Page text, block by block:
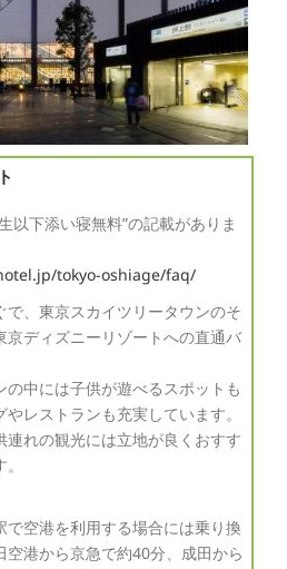
以下添い寝無料”の記載がありま
tokyo-oshiage/faq/
で、東京スカイツリータウンのそ
京ディズニーリゾートへの直通バ
の中には子供が遊べるスポットも
レストランも充実しています。
連れの観光には立地が良くおすす
で空港を利用する場合には乗り換
空港から京急で約40分、成田から